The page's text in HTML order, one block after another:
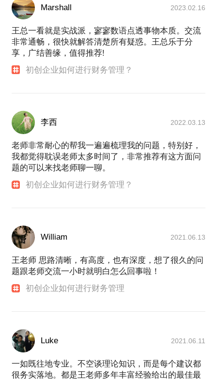
Marshall 2023.02.16
王总一看就是实战派，寥寥数语点透事物本质。交流
非常通畅，很快就解答清楚所有疑惑。王总乐于分
享，广结善缘，值得推荐!
初创企业如何进行财务管理？
李西 2022.03.13
老师非常耐心的帮我一遍遍梳理我的问题，特别好，
我都觉得耽误老师太多时间了，非常推荐有这方面问
题的可以来找老师聊一聊。
初创企业如何进行财务管理？
William 2021.06.13
王老师 思路清晰，有高度，也有深度，想了很久的问
题跟老师交流一小时就明白怎么回事啦！
初创企业如何进行财务管理
Luke 2021.06.11
一如既往地专业。不空谈理论知识，而是每个建议都
很务实落地。都是王老师多年丰富经验给出的最佳最